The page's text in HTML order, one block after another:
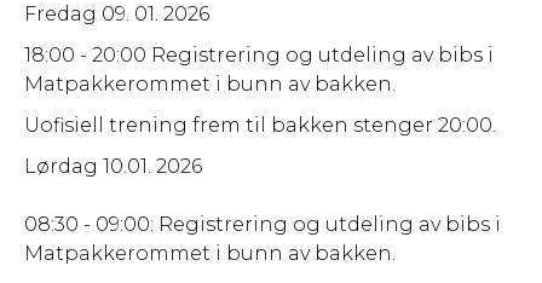
Fredag 09. 01. 2026
18:00 - 20:00 Registrering og utdeling av bibs i
Matpakkerommet i bunn av bakken.
Uofisiell trening frem til bakken stenger 20:00.
Lørdag 10.01. 2026
08:30 - 09:00: Registrering og utdeling av bibs i
Matpakkerommet i bunn av bakken.